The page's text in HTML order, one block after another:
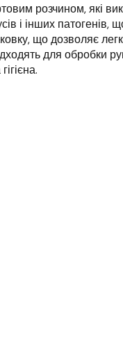
розчином, які
і інших
що дозволяє
для обробки